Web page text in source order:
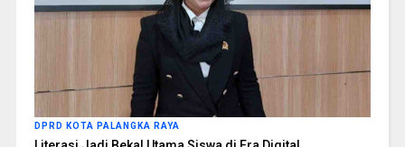
DPRD KOTA PALANGKA RAYA